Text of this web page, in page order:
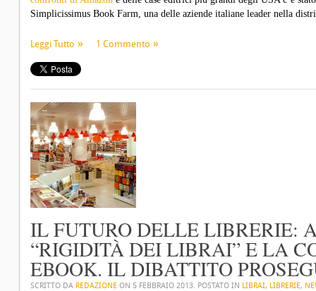
Simplicissimus Book Farm, una delle aziende italiane leader nella
Leggi Tutto 1 Commento
IL FUTURO DELLE LIBRERIE:
“RIGIDITÀ DEI LIBRAI” E LA
EBOOK. IL DIBATTITO
SCRITTO DA REDAZIONE ON 5 FEBBRAIO 2013. POSTATO IN LIBRAI, LIBRERIE,